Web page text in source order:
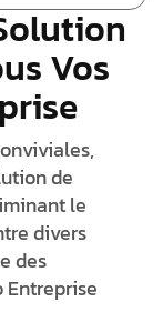
Vos
de
le
divers
des